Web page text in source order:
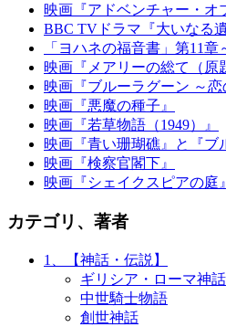
映画『アドベンチャー・オ
BBC TVドラマ『大いなる遺
「ヨハネの福音書」第11章
映画『メアリーの総て（原
映画『ブルーラグーン ～恋
映画『悪魔の種子』
映画『若草物語（1949）』
映画『青い珊瑚礁』と『ブ
映画『検察官閣下』
映画『シェイクスピアの庭』
カテゴリ、著者
1、【神話・伝説】
ギリシア・ローマ神話
中世騎士物語
創世神話